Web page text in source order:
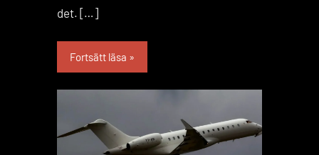
det. […]
Fortsätt läsa